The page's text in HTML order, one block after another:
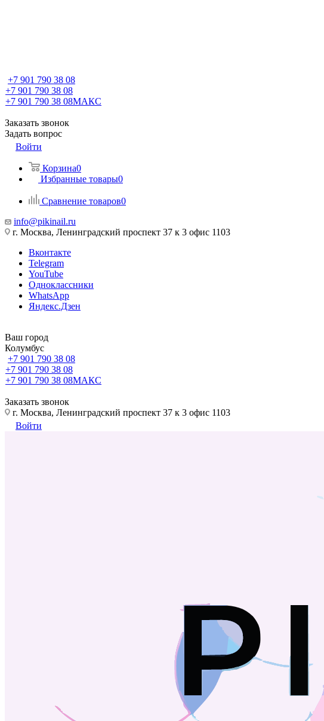
+7 901 790 38 08
+7 901 790 38 08
+7 901 790 38 08МАКС
Заказать звонок
Задать вопрос
Войти
Корзина0
Избранные товары0
Сравнение товаров0
info@pikinail.ru
г. Москва, Ленинградский проспект 37 к 3 офис 1103
Вконтакте
Telegram
YouTube
Одноклассники
WhatsApp
Яндекс.Дзен
Ваш город
Колумбус
+7 901 790 38 08
+7 901 790 38 08
+7 901 790 38 08МАКС
Заказать звонок
г. Москва, Ленинградский проспект 37 к 3 офис 1103
Войти